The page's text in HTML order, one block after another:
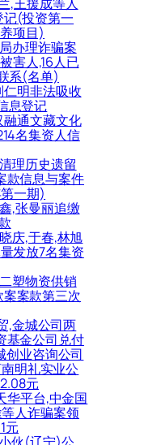
(投资第一
项目)
办理诈骗案
害人,16人已
系(名单)
仁明非法吸收
息登记
融通文藏文化
名集资人信
理历史遗留
款信息与案件
一期)
,张曼丽追缴
庆,于春,林旭
发放7名集资
塑物资供销
案款第三次
,金城公司两
基金公司兑付
创业咨询公司
明礼实业公
元
华平台,中金国
人诈骗案领
元